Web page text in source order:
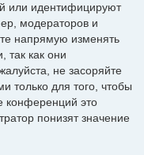
или идентифицируют
модераторов и
напрямую изменять
так как они
не засоряйте
для того, чтобы
конференций это
понизят значение